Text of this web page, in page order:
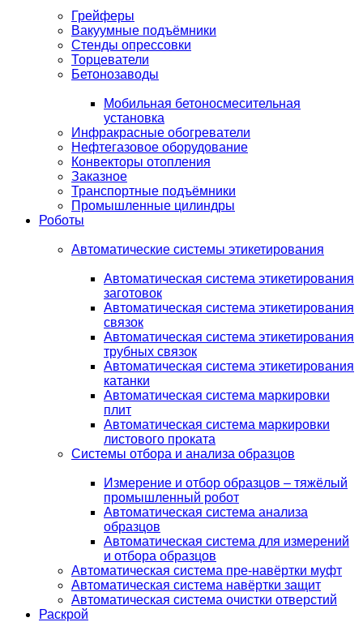
Грейферы
Вакуумные подъёмники
Стенды опрессовки
Торцеватели
Бетонозаводы
Мобильная бетоносмесительная
установка
Инфракрасные обогреватели
Нефтегазовое оборудование
Конвекторы отопления
Заказное
Транспортные подъёмники
Промышленные цилиндры
Роботы
Автоматические системы этикетирования
Автоматическая система этикетирования
заготовок
Автоматическая система этикетирования
связок
Автоматическая система этикетирования
трубных связок
Автоматическая система этикетирования
катанки
Автоматическая система маркировки
плит
Автоматическая система маркировки
листового проката
Системы отбора и анализа образцов
Измерение и отбор образцов – тяжёлый
промышленный робот
Автоматическая система анализа
образцов
Автоматическая система для измерений
и отбора образцов
Автоматическая система пре-навёртки муфт
Автоматическая система навёртки защит
Автоматическая система очистки отверстий
Раскрой